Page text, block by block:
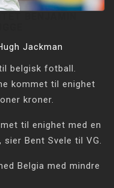
Jackman
belgisk fotball.
kommet til enighet
kroner.
til enighet med en
Bent Svele til VG.
Belgia med mindre